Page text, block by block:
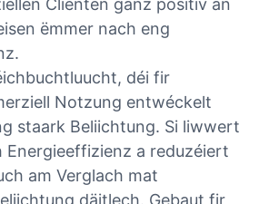
Clienten ganz positiv an
ëmmer nach eng
déi fir
Notzung entwéckelt
staark Beliichtung. Si liwwert
Energieeffizienz a reduzéiert
am Verglach mat
däitlech. Gebaut fir